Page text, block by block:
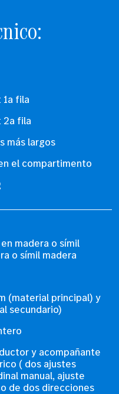
madera o símil
o símil madera
(material principal) y
secundario)
y acompañante
( dos ajustes
manual, ajuste
de dos direcciones
1a fila
2a fila
más largos
el compartimento